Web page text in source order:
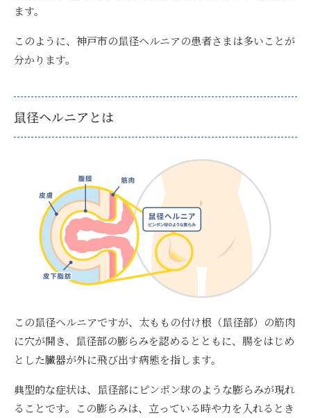
ます。
このように、 神戸市の鼠径ヘルニアの患者さまは多いことが
分かります。
鼠径ヘルニアとは
この鼠径ヘルニアですが、太ももの付け根（鼠径部）の筋肉
に穴が開き、鼠径部の膨らみを認めるとともに、腸をはじめ
とした臓器が外に飛び出す病態を指します。
典型的な症状は、鼠径部にピンポン球のような膨らみが現れ
ることです。この膨らみは、立っている時や力を入れるとき